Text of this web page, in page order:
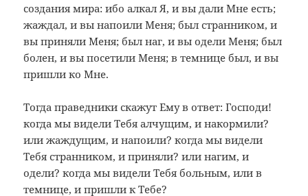
создания мира: ибо алкал Я, и вы дали Мне есть;
жаждал, и вы напоили Меня; был странником, и
вы приняли Меня; был наг, и вы одели Меня; был
болен, и вы посетили Меня; в темнице был, и вы
пришли ко Мне.
Тогда праведники скажут Ему в ответ: Господи!
когда мы видели Тебя алчущим, и накормили?
или жаждущим, и напоили? когда мы видели
Тебя странником, и приняли? или нагим, и
одели? когда мы видели Тебя больным, или в
темнице, и пришли к Тебе?